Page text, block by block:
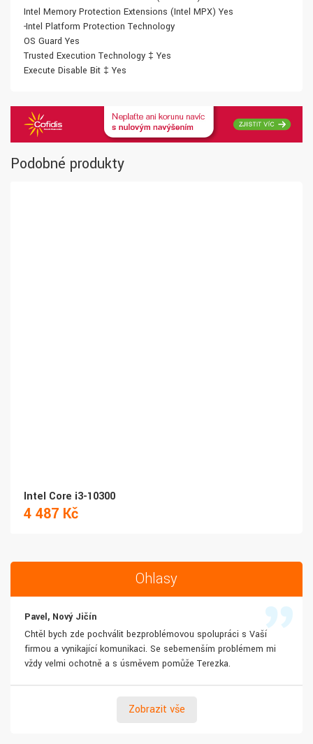
Intel Memory Protection Extensions (Intel MPX) Yes
-Intel Platform Protection Technology
OS Guard Yes
Trusted Execution Technology ‡ Yes
Execute Disable Bit ‡ Yes
Podobné produkty
Intel Core i3-10300
4 487 Kč
Ohlasy
Pavel, Nový Jičín
Chtěl bych zde pochválit bezproblémovou spolupráci s Vaší
firmou a vynikající komunikaci. Se sebemenším problémem mi
vždy velmi ochotně a s úsměvem pomůže Terezka.
Zobrazit vše